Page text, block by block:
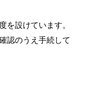
を設けています。
認のうえ手続して